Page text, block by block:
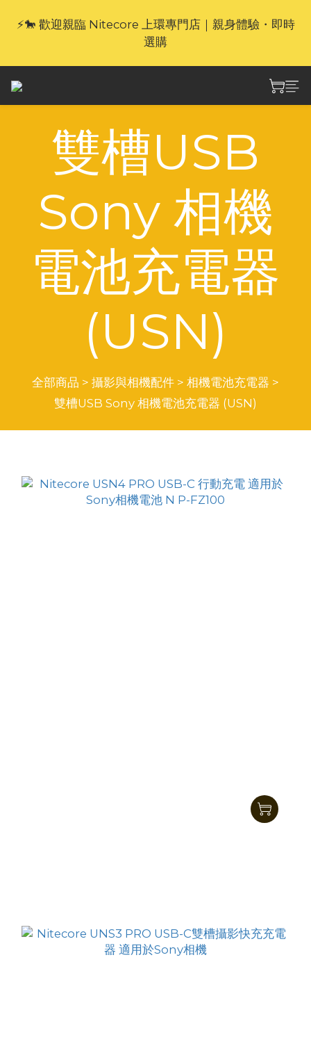
🎁官網限定｜享 6 重滿額禮（新品除外・贈品不享保
養服務）
⚡🐎 歡迎親臨 Nitecore 上環專門店｜親身體驗・即時
選購
🎁官網限定｜享 6 重滿額禮（新品除外・贈品不享保
養服務）
雙槽USB
Sony 相機
電池充電器
(USN)
全部商品 > 攝影與相機配件 > 相機電池充電器 >
雙槽USB Sony 相機電池充電器 (USN)